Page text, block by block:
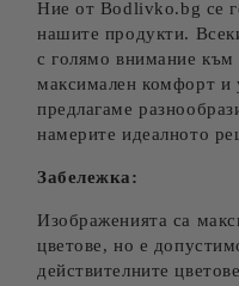
Ние от Bodlivko.bg се
нашите продукти.
с голямо внимание към
максимален комфорт и
предлагаме
намерите идеалното
Забележка:
Изображенията са
цветове, но е
действителните